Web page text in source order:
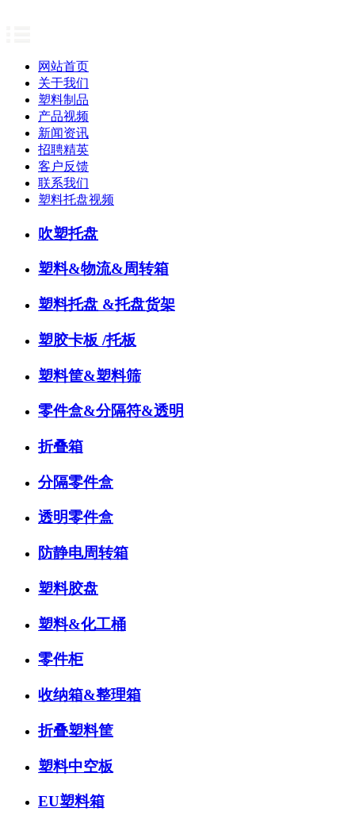
网站首页
关于我们
塑料制品
产品视频
新闻资讯
招聘精英
客户反馈
联系我们
塑料托盘视频
吹塑托盘
塑料&物流&周转箱
塑料托盘 &托盘货架
塑胶卡板 /托板
塑料筐&塑料筛
零件盒&分隔符&透明
折叠箱
分隔零件盒
透明零件盒
防静电周转箱
塑料胶盘
塑料&化工桶
零件柜
收纳箱&整理箱
折叠塑料筐
塑料中空板
EU塑料箱